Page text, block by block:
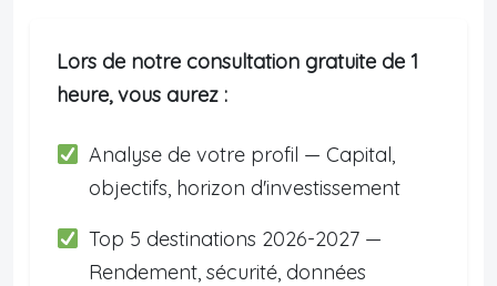
Lors de notre consultation gratuite de 1
heure, vous aurez :
Analyse de votre profil — Capital,
objectifs, horizon d'investissement
Top 5 destinations 2026-2027 —
Rendement, sécurité, données